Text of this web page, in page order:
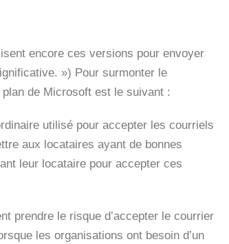
encore ces versions pour envoyer
») Pour surmonter le
de Microsoft est le suivant :
utilisé pour accepter les courriels
aux locataires ayant de bonnes
leur locataire pour accepter ces
prendre le risque d’accepter le courrier
les organisations ont besoin d’un